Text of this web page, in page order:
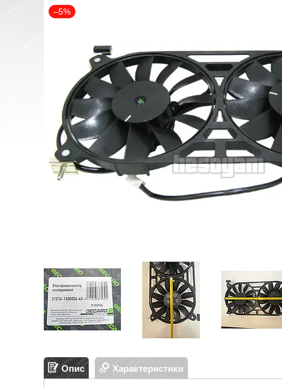
–5%
Опис Характеристики